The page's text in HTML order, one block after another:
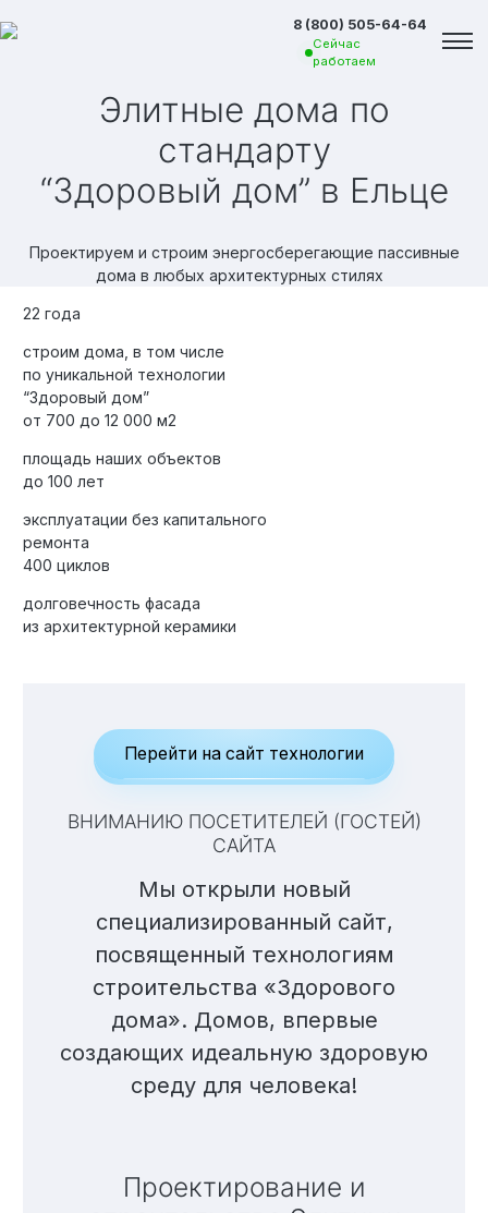
8 (800) 505-64-64
Сейчас
работаем
Вакансии
Дома Бизнес-класса
Функция Генпроектировщик
Функция Генподрядчик
Дизайн интерьеров. Отделка
Реконструкция
Пожизненное обслуживание
Технология по улучшенным российским нормативам
Технология здоровый дом
Элитные дома по
стандарту
“Здоровый дом” в Ельце
Проектируем и строим энергосберегающие пассивные
дома в любых архитектурных стилях
22 года
строим дома, в том числе
по уникальной технологии
“Здоровый дом”
от 700 до 12 000 м2
площадь наших объектов
до 100 лет
эксплуатации без капитального
ремонта
400 циклов
долговечность фасада
из архитектурной керамики
Перейти на сайт технологии
ВНИМАНИЮ ПОСЕТИТЕЛЕЙ (ГОСТЕЙ)
САЙТА
Мы открыли новый
специализированный сайт,
посвященный технологиям
строительства «Здорового
дома». Домов, впервые
создающих идеальную здоровую
среду для человека!
Проектирование и